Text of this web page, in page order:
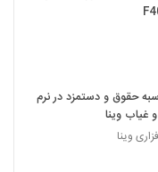
حقوق و دستمزد در نرم
غیاب وینا
وینا